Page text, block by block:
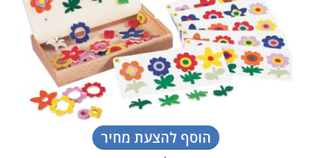
הוסף להצעת מחיר